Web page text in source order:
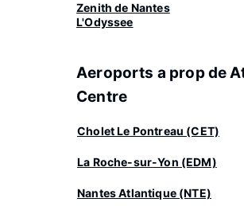
Zenith de Nantes
L'Odyssee
Aeroports a prop de
Centre
Cholet Le Pontreau (CET)
La Roche-sur-Yon (EDM)
Nantes Atlantique (NTE)